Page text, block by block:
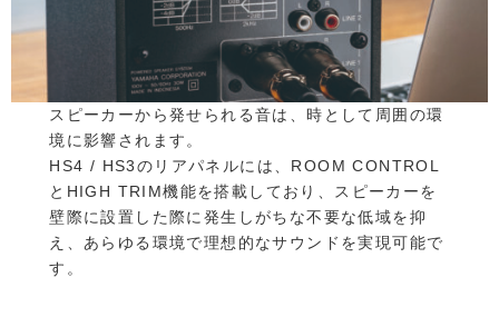
スピーカーから発せられる音は、時として周囲の環
境に影響されます。
HS4 / HS3のリアパネルには、ROOM CONTROL
とHIGH TRIM機能を搭載しており、スピーカーを
壁際に設置した際に発生しがちな不要な低域を抑
え、あらゆる環境で理想的なサウンドを実現可能で
す。